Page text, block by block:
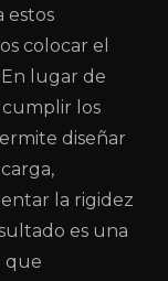
estos
colocar el
lugar de
cumplir los
diseñar
la rigidez
es una
que